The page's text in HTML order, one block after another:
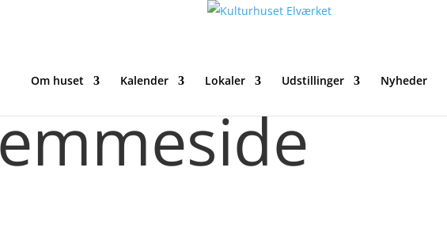
Om huset Kalender Lokaler Udstillinger Nyheder